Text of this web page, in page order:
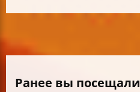
Ранее вы посещали